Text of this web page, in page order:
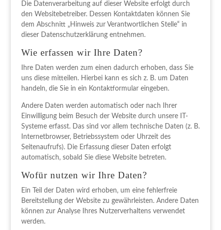
Die Datenverarbeitung auf dieser Website erfolgt durch
den Websitebetreiber. Dessen Kontaktdaten können Sie
dem Abschnitt „Hinweis zur Verantwortlichen Stelle“ in
dieser Datenschutzerklärung entnehmen.
Wie erfassen wir Ihre Daten?
Ihre Daten werden zum einen dadurch erhoben, dass Sie
uns diese mitteilen. Hierbei kann es sich z. B. um Daten
handeln, die Sie in ein Kontaktformular eingeben.
Andere Daten werden automatisch oder nach Ihrer
Einwilligung beim Besuch der Website durch unsere IT-
Systeme erfasst. Das sind vor allem technische Daten (z. B.
Internetbrowser, Betriebssystem oder Uhrzeit des
Seitenaufrufs). Die Erfassung dieser Daten erfolgt
automatisch, sobald Sie diese Website betreten.
Wofür nutzen wir Ihre Daten?
Ein Teil der Daten wird erhoben, um eine fehlerfreie
Bereitstellung der Website zu gewährleisten. Andere Daten
können zur Analyse Ihres Nutzerverhaltens verwendet
werden.